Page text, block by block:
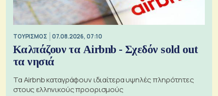
ΤΟΥΡΙΣΜΟΣ 07.08.2026, 07:10
Καλπάζουν τα Airbnb - Σχεδόν sold out
τα νησιά
Τα Airbnb καταγράφουν ιδιαίτερα υψηλές πληρότητες
στους ελληνικούς προορισμούς